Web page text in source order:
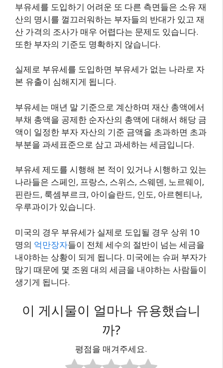
부유세를 도입하기 어려운 또 다른 측면들은 소유 재
산의 명시를 껄끄러워하는 부자들의 반대가 있고 재
산 가격의 조사가 매우 어렵다는 문제도 있습니다.
또한 부자의 기준도 명확하지 않습니다.
실제로 부유세를 도입하면 부유세가 없는 나라로 자
본 유출이 심해지게 됩니다.
부유세는 매년 말 기준으로 계산하며 재산 총액에서
부채 총액을 공제한 순자산의 총액에 대해서 해당 금
액이 일정한 부자 자산의 기준 금액을 초과하면 초과
부분을 과세표준으로 삼고 과세하는 세금입니다.
부유세 제도를 시행해 본 적이 있거나 시행하고 있는
나라들은 스페인, 프랑스, 스위스, 스웨덴, 노르웨이,
핀란드, 룩셈부르크, 아이슬란드, 인도, 아르헨티나,
우루과이가 있습니다.
미국의 경우 부유세가 실제로 도입될 경우 상위 10
명의 억만장자들이 전체 세수의 절반이 넘는 세금을
내야하는 상황이 되게 됩니다. 미국에는 슈퍼 부자가
많기 때문에 몇 조원 대의 세금을 내야하는 사람들이
생기게 됩니다.
이 게시물이 얼마나 유용했습니
까?
평점을 매겨주세요.